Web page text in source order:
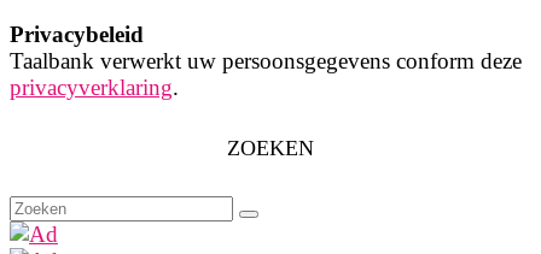
Privacybeleid
Taalbank verwerkt uw persoonsgegevens conform deze
privacyverklaring.
ZOEKEN
Zoeken
naar: